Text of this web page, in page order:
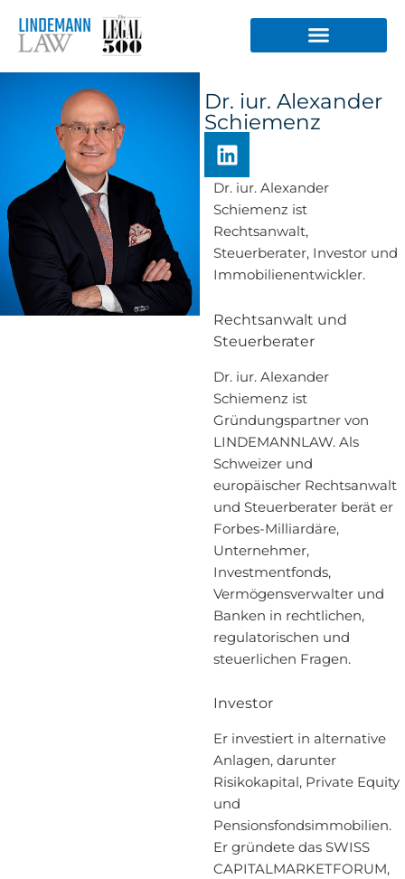
Inhalt
springen
Dr. iur. Alexander
Schiemenz
L
i
n
k
e
d
i
Dr. iur. Alexander
Schiemenz ist
Rechtsanwalt,
Steuerberater, Investor und
Immobilienentwickler.
Rechtsanwalt und
Steuerberater
Dr. iur. Alexander
Schiemenz ist
Gründungspartner von
LINDEMANNLAW. Als
Schweizer und
europäischer Rechtsanwalt
und Steuerberater berät er
Forbes-Milliardäre,
Unternehmer,
Investmentfonds,
Vermögensverwalter und
Banken in rechtlichen,
regulatorischen und
steuerlichen Fragen.
Investor
Er investiert in alternative
Anlagen, darunter
Risikokapital, Private Equity
und
Pensionsfondsimmobilien.
Er gründete das SWISS
CAPITALMARKETFORUM,